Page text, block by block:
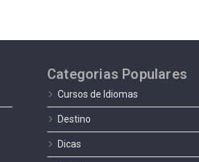
Categorias Populares
Cursos de Idiomas
Destino
Dicas